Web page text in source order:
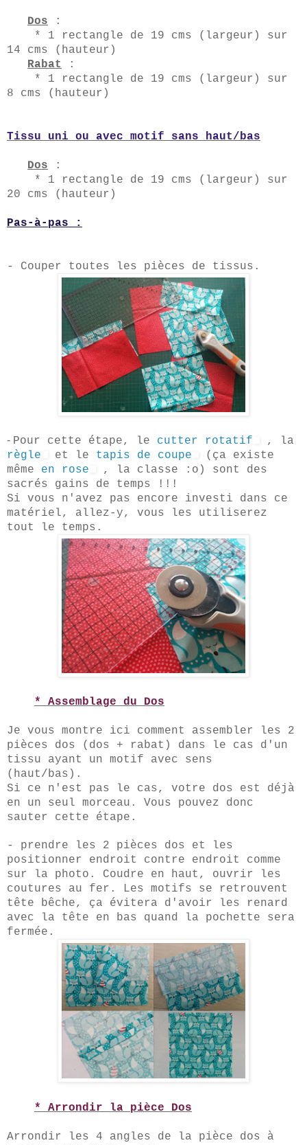
Dos :
* 1 rectangle de 19 cms (largeur) sur
14 cms (hauteur)
Rabat
:
* 1 rectangle de 19 cms (largeur) sur
8 cms (hauteur)
Tissu uni ou avec motif sans haut/bas
Dos :
* 1 rectangle de 19 cms (largeur) sur
20 cms (hauteur)
Pas-à-pas :
- Couper toutes les pièces de tissus.
- Pour cette étape, le cutter rotatif
, la
règle
et le tapis de coupe
(ça existe
même en rose
, la classe :o) sont des
sacrés gains de temps !!!
Si vous n'avez pas encore investi dans ce
matériel, allez-y, vous les utiliserez
tout le temps.
* Assemblage du Dos
Je vous montre ici comment assembler les 2
pièces dos (dos + rabat ) dans le cas d'un
tissu ayant un motif avec sens
(haut/bas).
Si ce n'est pas le cas, votre dos est déjà
en un seul morceau. Vous pouvez donc
sauter cette étape.
- prendre les 2 pièces dos et les
positionner endroit contre endroit comme
sur la photo. Coudre en haut, ouvrir les
coutures au fer. Les motifs se ret rouvent
tête bêche, ça évitera d'avoir les renard
avec la tête en bas quand la pochette sera
fermée.
* Arrondir la pièce Dos
Arrondir les 4 angles de la pièce dos à